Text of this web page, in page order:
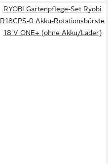
RYOBI Gartenpflege-Set Ryobi
R18CPS-0 Akku-Rotationsbürste
18 V ONE+ (ohne Akku/Lader)